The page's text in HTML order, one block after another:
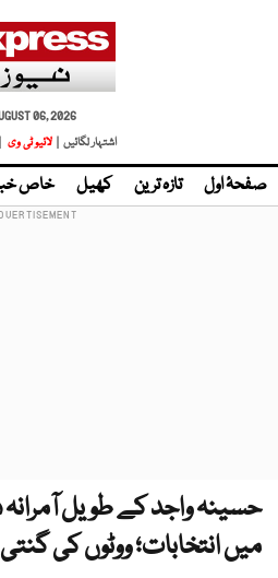
06, 2026
اشتہار لگائیں |
لائیو ٹی وی
صفحۂ اول تازہ ترین کھیل خاص
حسینہ واجد کے طویل
میں انتخابات؛ ووٹوں کی